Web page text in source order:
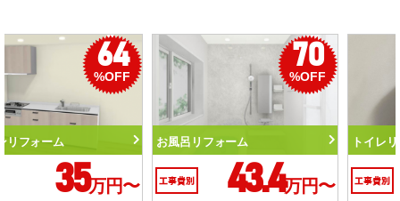
50
トイレリフォーム
10.3 万円〜
洗面化粧台リフォーム
工事費別 6.2 万円〜